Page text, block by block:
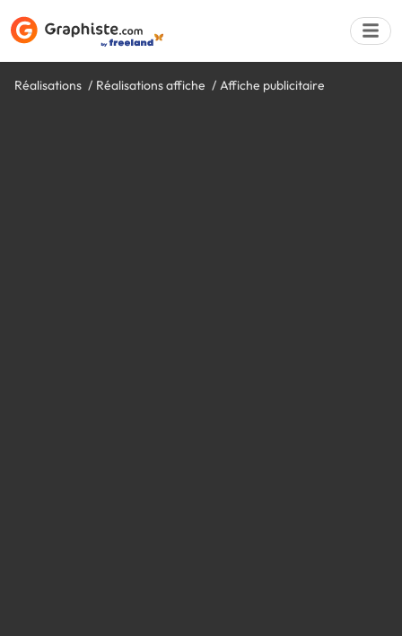
Réalisations Réalisations affiche Affiche publicitaire